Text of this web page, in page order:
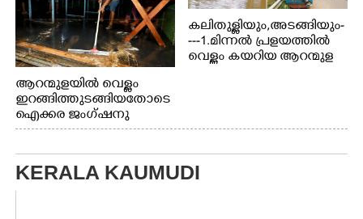
ആറന്മുളയിൽ വെള്ളം
ഇറങ്ങിത്തുടങ്ങിയതോടെ
ഐക്കര ജംഗ്ഷനു
സമീപം ആറന്മുള
ആറന്മുള തട്ടുകട കഴുകി
വൃത്തിയാക്കുന്നു.
കലിതുള്ളിയും,അടങ്ങിയും-
---1.മിന്നൽ പ്രളയത്തിൽ
വെള്ളം കയറിയ ആറന്മുള
ഇറങ്ങിപ്പോൾ
കാഴ്ച.രക്ഷാപ്രവർത്തന
ത്തിന് ഓച്ചിറ അഴിക്കലിൽ
KERALA KAUMUDI